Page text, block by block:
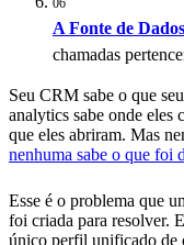
A Fonte de
chamadas
Seu CRM sabe o que
analytics sabe onde eles
que eles abriram. Mas
nenhuma sabe o que foi
Esse é o problema que
foi criada para resolver.
único perfil unificado de